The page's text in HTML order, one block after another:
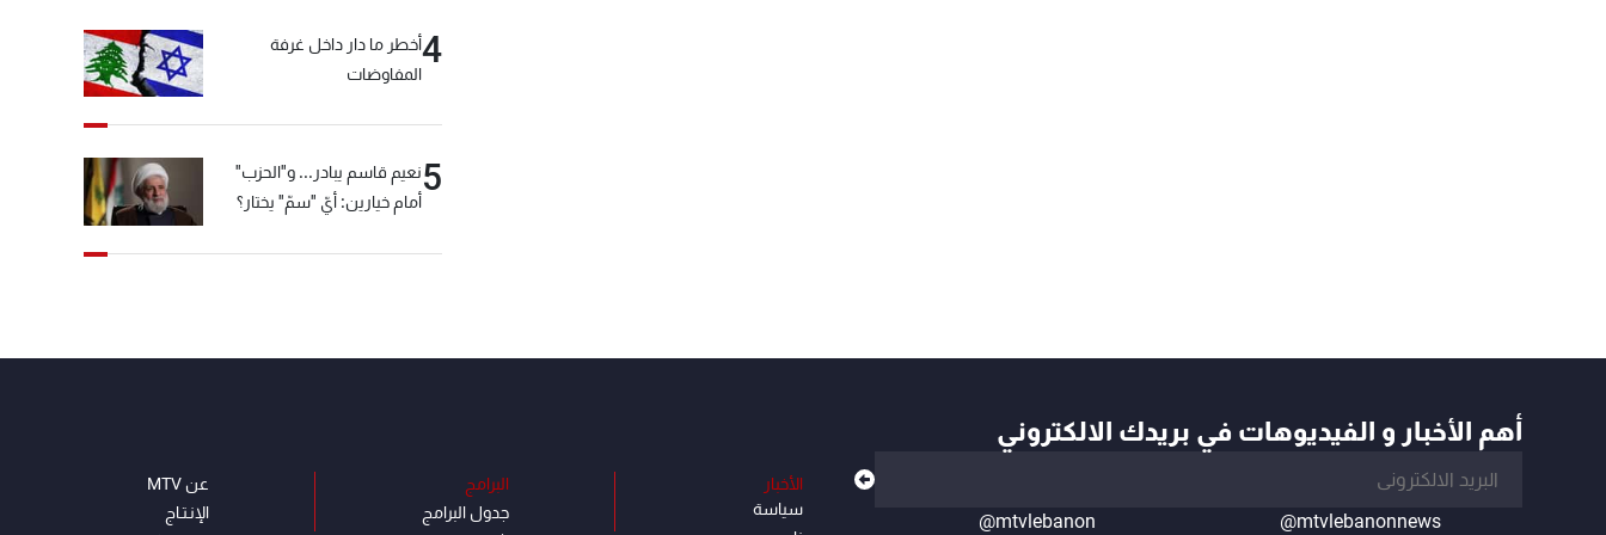
4أخطر ما دار داخل غرفة
المفاوضات
5نعيم قاسم يبادر... و"الحزب"
أمام خيارين: أيّ "سمّ" يختار؟
أهم الأخبار و الفيديوهات في بريدك الالكتروني
@mtvlebanonnews
@mtvlebanon
الأخبار
سياسة
البرامج
جدول البرامج
عن MTV
الإنـتـاج